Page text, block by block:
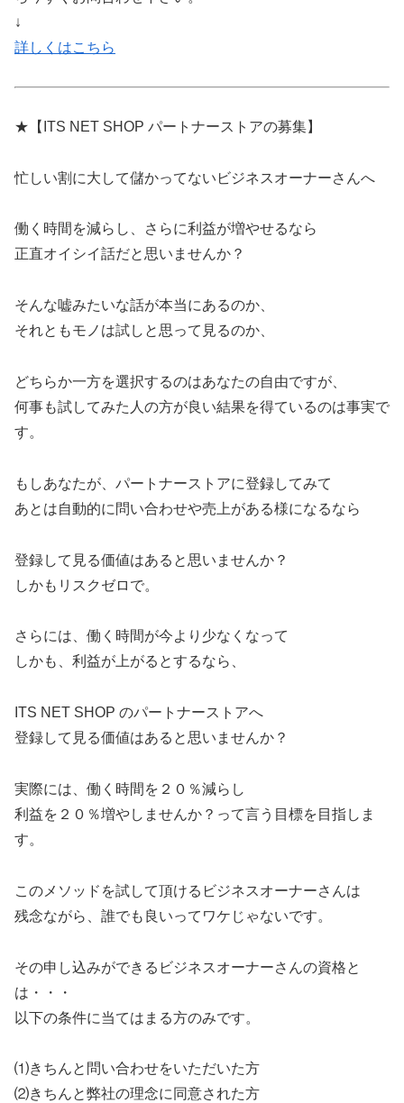
↓
詳しくはこちら
★【ITS NET SHOP パートナーストアの募集】
忙しい割に大して儲かってないビジネスオーナーさんへ
働く時間を減らし、さらに利益が増やせるなら
正直オイシイ話だと思いませんか？
そんな嘘みたいな話が本当にあるのか、
それともモノは試しと思って見るのか、
どちらか一方を選択するのはあなたの自由ですが、
何事も試してみた人の方が良い結果を得ているのは事実で
す。
もしあなたが、パートナーストアに登録してみて
あとは自動的に問い合わせや売上がある様になるなら
登録して見る価値はあると思いませんか？
しかもリスクゼロで。
さらには、働く時間が今より少なくなって
しかも、利益が上がるとするなら、
ITS NET SHOP のパートナーストアへ
登録して見る価値はあると思いませんか？
実際には、働く時間を２０％減らし
利益を２０％増やしませんか？って言う目標を目指しま
す。
このメソッドを試して頂けるビジネスオーナーさんは
残念ながら、誰でも良いってワケじゃないです。
その申し込みができるビジネスオーナーさんの資格と
は・・・
以下の条件に当てはまる方のみです。
⑴きちんと問い合わせをいただいた方
⑵きちんと弊社の理念に同意された方